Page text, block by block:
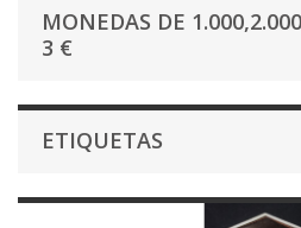
MONEDAS DE
3 €
ETIQUETAS